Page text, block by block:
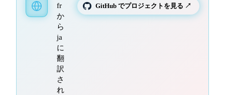
fr
か
ら
ja
に
翻
訳
さ
れ
GitHub でプロジェクトを見る ↗